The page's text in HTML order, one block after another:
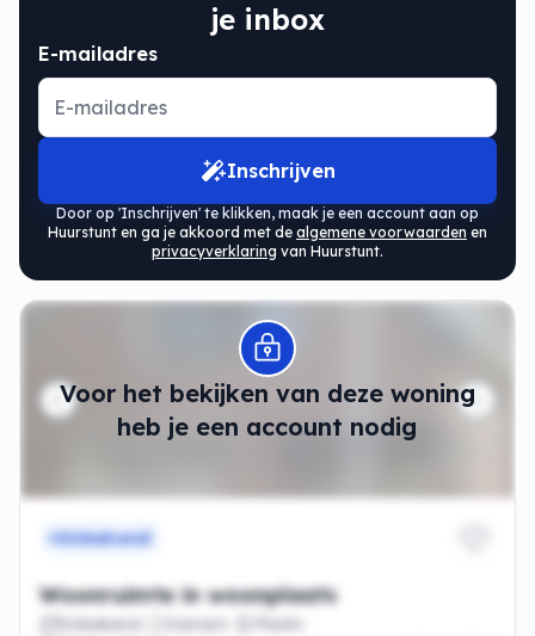
je inbox
E-mailadres
Inschrijven
Door op 'Inschrijven' te klikken, maak je een account aan op
Huurstunt en ga je akkoord met de algemene voorwaarden en
privacyverklaring van Huurstunt.
Voor het bekijken van deze woning
heb je een account nodig
Modal openen
Onbekend
Woonruimte in woonplaats
Onbekend Kamers
Plaats